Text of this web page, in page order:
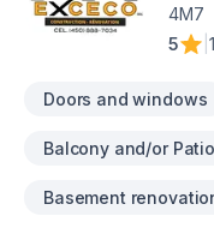
4M7
5
Doors and windows
Balcony and/or
Basement